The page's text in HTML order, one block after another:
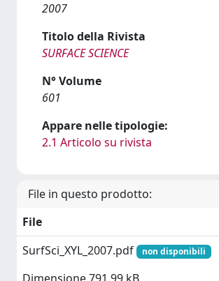
2007
Titolo della Rivista
SURFACE SCIENCE
N° Volume
601
Appare nelle tipologie:
2.1 Articolo su rivista
File in questo prodotto:
File
SurfSci_XYL_2007.pdf
non disponibili